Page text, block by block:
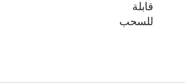
قابلة
للسحب